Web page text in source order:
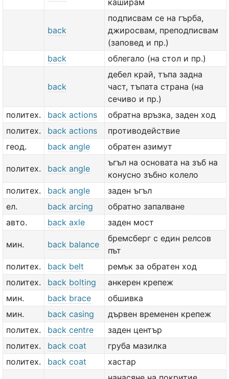
каширам
back
подписвам се на гърба,
джиросвам, преподписвам
(заповед и пр.)
back
облегало (на стол и пр.)
back
дебел край, тъпа задна
част, тъпата страна (на
сечиво и пр.)
политех.
back actions
обратна връзка, заден ход
политех.
back actions
противодействие
геод.
back angle обратен азимут
политех. back angle
ъгъл на основата на зъб на
конусно зъбно колело
политех.
back angle
заден ъгъл
ел.
back arcing
обратно запалване
авто.
back axle заден мост
мин. back balance
бремсберг с един релсов
път
политех.
back belt
ремък за обратен ход
политех.
back bolting
анкерен крепеж
мин.
back brace
обшивка
мин.
back casing
дървен временен крепеж
политех.
back centre
заден център
политех.
back coat
груба мазилка
политех.
back coat хастар